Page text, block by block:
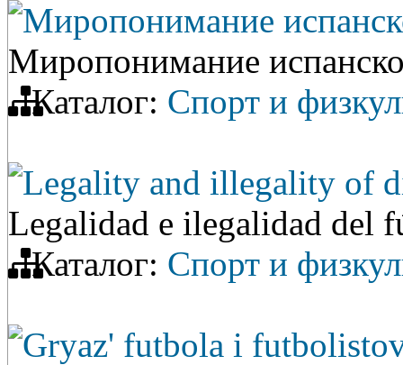
Миропонимание
Миропонимание
Каталог: Спорт и
Legality and illegality of
Legalidad e ilegalidad del
Каталог: Спорт и
Gryaz' futbola i